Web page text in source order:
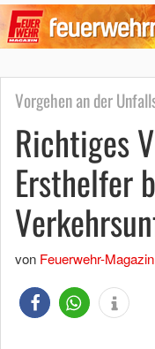
Vorgehen an der
Richtiges
Ersthelfer
von Feuerwehr-